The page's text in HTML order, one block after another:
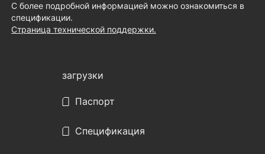
С более подробной информацией можно ознакомиться в
спецификации.
Страница технической поддержки.
загрузки
Паспорт
Спецификация